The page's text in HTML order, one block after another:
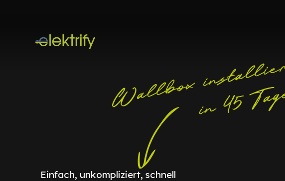
Einfach, unkompliziert, schnell